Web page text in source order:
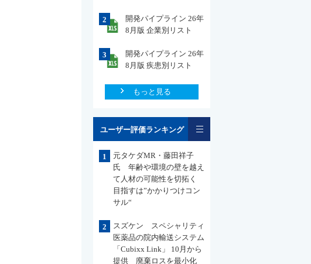
2
開発パイプライン 26年
8月版 企業別リスト
3
開発パイプライン 26年
8月版 疾患別リスト
もっと見る
ユーザー評価ランキング
1
元タケダMR・藤田祥子
氏 年齢や環境の壁を越え
て人材の可能性を切拓く
目指すは”かかりつけコン
サル“
2
スズケン スペシャリティ
医薬品の院内輸送システム
「Cubixx Link」 10月から
提供 廃棄ロスを最小化